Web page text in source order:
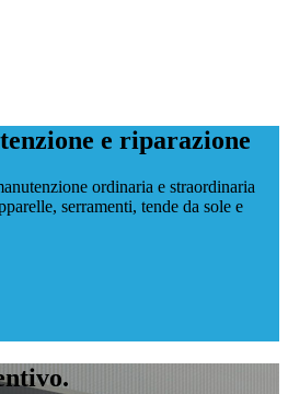
e riparazione
ordinaria e straordinaria
serramenti, tende da sole e